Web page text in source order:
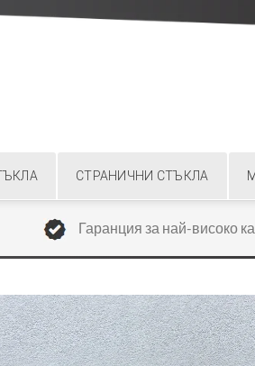
СТРАНИЧНИ СТЪКЛА
Гаранция за най-високо